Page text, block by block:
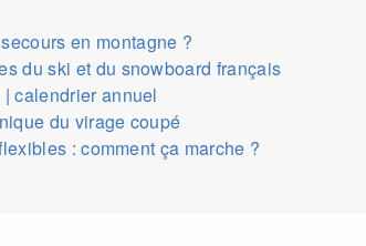
en montagne ?
du ski et du snowboard français
calendrier annuel
du virage coupé
: comment ça marche ?